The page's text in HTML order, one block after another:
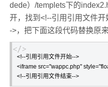
dede）/templets下的
开，找到<!--引用引用文件
->，把下面这段代码替换原来
<!--引用引用文件开始-->
<iframe src="wappc.php"
<!--引用引用文件结束-->